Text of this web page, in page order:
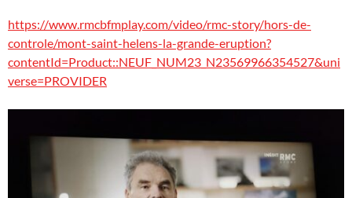
https://www.rmcbfmplay.com/video/rmc-story/hors-de-
controle/mont-saint-helens-la-grande-eruption?
contentId=Product::NEUF_NUM23_N23569966354527&uni
verse=PROVIDER